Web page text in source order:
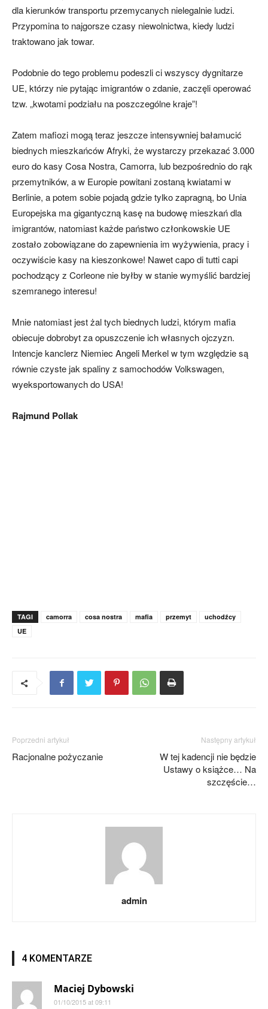
dla kierunków transportu przemycanych nielegalnie ludzi.
Przypomina to najgorsze czasy niewolnictwa, kiedy ludzi
traktowano jak towar.
Podobnie do tego problemu podeszli ci wszyscy dygnitarze
UE, którzy nie pytając imigrantów o zdanie, zaczęli operować
tzw. „kwotami podziału na poszczególne kraje”!
Zatem mafiozi mogą teraz jeszcze intensywniej bałamucić
biednych mieszkańców Afryki, że wystarczy przekazać 3.000
euro do kasy Cosa Nostra, Camorra, lub bezpośrednio do rąk
przemytników, a w Europie powitani zostaną kwiatami w
Berlinie, a potem sobie pojadą gdzie tylko zapragną, bo Unia
Europejska ma gigantyczną kasę na budowę mieszkań dla
imigrantów, natomiast każde państwo członkowskie UE
zostało zobowiązane do zapewnienia im wyżywienia, pracy i
oczywiście kasy na kieszonkowe! Nawet capo di tutti capi
pochodzący z Corleone nie byłby w stanie wymyślić bardziej
szemranego interesu!
Mnie natomiast jest żal tych biednych ludzi, którym mafia
obiecuje dobrobyt za opuszczenie ich własnych ojczyzn.
Intencje kanclerz Niemiec Angeli Merkel w tym względzie są
równie czyste jak spaliny z samochodów Volkswagen,
wyeksportowanych do USA!
Rajmund Pollak
TAGI camorra cosa nostra mafia przemyt
uchodźcy
UE
Poprzedni artykuł
Racjonalne pożyczanie
Następny artykuł
W tej kadencji nie będzie
Ustawy o książce… Na
szczęście…
admin
4 KOMENTARZE
Maciej Dybowski
01/10/2015 at 09:11